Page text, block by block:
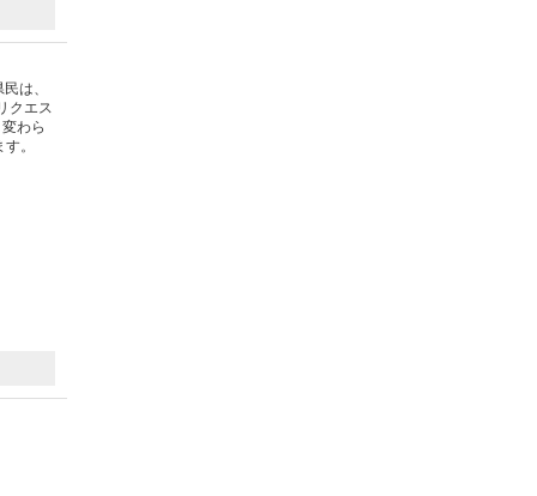
は、
クエス
わら
。